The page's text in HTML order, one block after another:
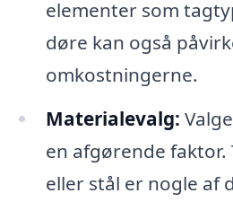
elementer som
døre kan også
omkostningerne.
Materialevalg:
en afgørende
eller stål er nogle af